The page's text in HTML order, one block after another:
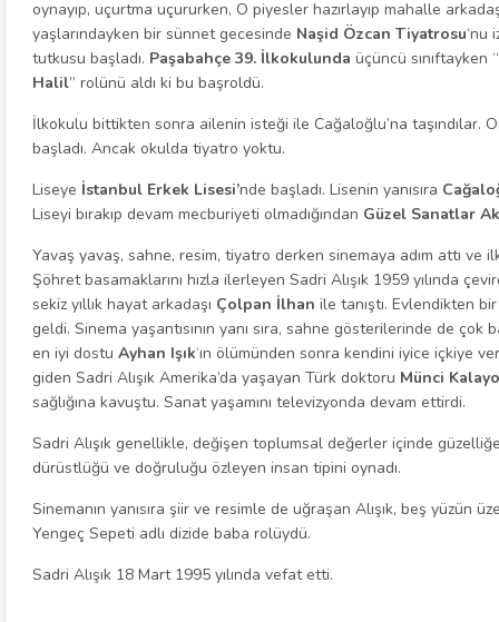
oynayıp, uçurtma uçururken, O piyesler hazırlayıp mahalle
yaşlarındayken bir sünnet gecesinde Naşid Özcan Tiyatrosu‘nu
tutkusu başladı. Paşabahçe 39. İlkokulunda üçüncü sınıftayken “
Halil” rolünü aldı ki bu başroldü.
İlkokulu bittikten sonra ailenin isteği ile Cağaloğlu’na taşındılar.
başladı. Ancak okulda tiyatro yoktu.
Liseye İstanbul Erkek Lisesi’nde başladı. Lisenin yanısıra
Liseyi bırakıp devam mecburiyeti olmadığından Güzel Sanatlar
Yavaş yavaş, sahne, resim, tiyatro derken sinemaya adım attı ve
Şöhret basamaklarını hızla ilerleyen Sadri Alışık 1959 yılında
sekiz yıllık hayat arkadaşı Çolpan İlhan ile tanıştı. Evlendikten
geldi. Sinema yaşantısının yanı sıra, sahne gösterilerinde de çok
en iyi dostu Ayhan Işık‘ın ölümünden sonra kendini iyice içkiye
giden Sadri Alışık Amerika’da yaşayan Türk doktoru Münci
sağlığına kavuştu. Sanat yaşamını televizyonda devam ettirdi.
Sadri Alışık genellikle, değişen toplumsal değerler içinde
dürüstlüğü ve doğruluğu özleyen insan tipini oynadı.
Sinemanın yanısıra şiir ve resimle de uğraşan Alışık, beş yüzün
Yengeç Sepeti adlı dizide baba rolüydü.
Sadri Alışık 18 Mart 1995 yılında vefat etti.